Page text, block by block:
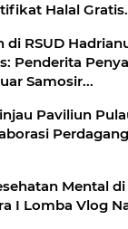
Halal
di RSUD
Penderita
Samosir...
Paviliun
Mental
I Lomba Vlog